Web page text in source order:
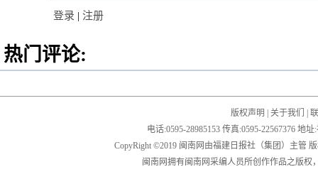
登录 | 注册
热门评论:
版权声明 关于我们
电话:0595-28985153 传真:0595-22567376 地
CopyRight ©2019 闽南网由福建日报社（集团）主管
闽南网拥有闽南网采编人员所创作作品之版